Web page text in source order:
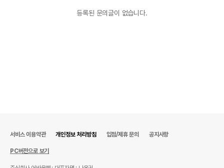
등록된 문의글이 없습니다.
서비스 이용약관 개인정보 처리방침 입점/제휴 문의 공지사항
PC버전으로 보기